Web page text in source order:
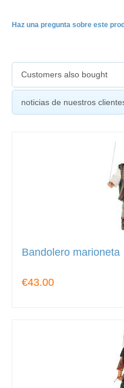
Haz una pregunta sobre este
Customers also bought
noticias de nuestros
Bandolero marioneta
€43.00